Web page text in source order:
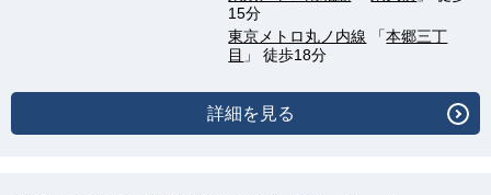
15分
東京メトロ丸ノ内線 「本郷三丁
目 」 徒歩18分
詳細を見る